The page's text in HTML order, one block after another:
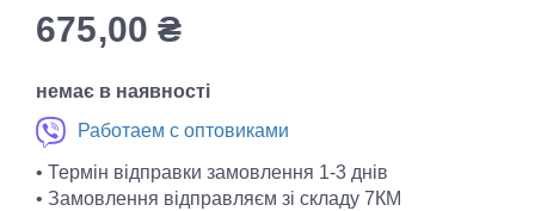
675,00₴
немає в наявності
Работаем с оптовиками
• Термін відправки замовлення 1-3 днів
• Замовлення відправляєм зі складу 7КМ